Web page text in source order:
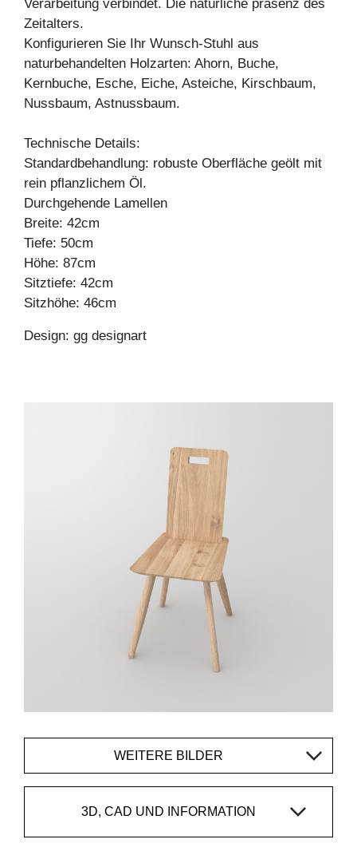
Verarbeitung verbindet. Die natürliche präsenz des
Zeitalters.
Konfigurieren Sie Ihr Wunsch-Stuhl aus
naturbehandelten Holzarten: Ahorn, Buche,
Kernbuche, Esche, Eiche, Asteiche, Kirschbaum,
Nussbaum, Astnussbaum.
Technische Details:
Standardbehandlung: robuste Oberfläche geölt mit
rein pflanzlichem Öl.
Durchgehende Lamellen
Breite: 42cm
Tiefe: 50cm
Höhe: 87cm
Sitztiefe: 42cm
Sitzhöhe: 46cm
Design: gg designart
WEITERE BILDER
3D, CAD UND INFORMATION